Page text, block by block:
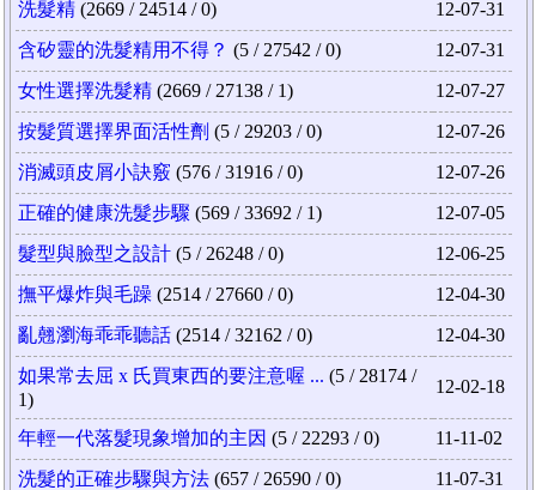
洗髮精 (2669 / 24514 / 0)
12-07-31
含矽靈的洗髮精用不得？ (5 / 27542 / 0)
12-07-31
女性選擇洗髮精 (2669 / 27138 / 1)
12-07-27
按髮質選擇界面活性劑 (5 / 29203 / 0)
12-07-26
消滅頭皮屑小訣竅 (576 / 31916 / 0)
12-07-26
正確的健康洗髮步驟 (569 / 33692 / 1)
12-07-05
髮型與臉型之設計 (5 / 26248 / 0)
12-06-25
撫平爆炸與毛躁 (2514 / 27660 / 0)
12-04-30
亂翹瀏海乖乖聽話 (2514 / 32162 / 0)
12-04-30
如果常去屈 x 氏買東西的要注意喔 ... (5 / 28174 /
1)
12-02-18
年輕一代落髮現象增加的主因 (5 / 22293 / 0)
11-11-02
洗髮的正確步驟與方法 (657 / 26590 / 0)
11-07-31